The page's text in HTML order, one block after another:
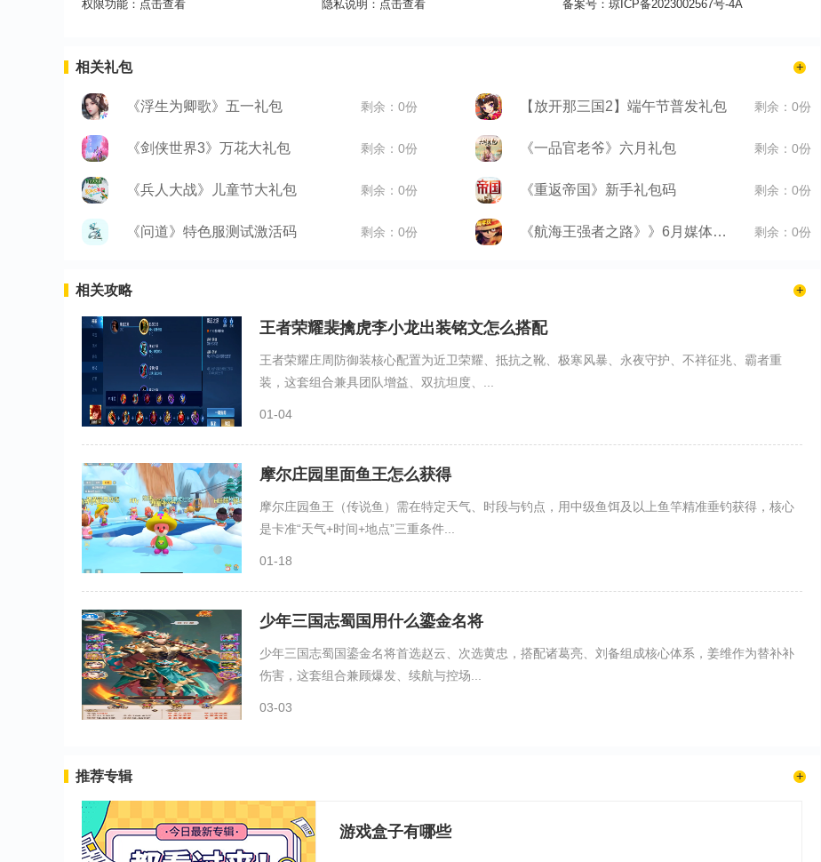
权限功能： 点击查看 隐私说明： 点击查看 备案号： 琼ICP备2023002567号-4A
相关礼包
《浮生为卿歌》五一礼包 剩余：0份 【放开那三国2】端午节普发礼包 剩余：0份
《剑侠世界3》万花大礼包 剩余：0份 《一品官老爷》六月礼包 剩余：0份
《兵人大战》儿童节大礼包 剩余：0份 《重返帝国》新手礼包码 剩余：0份
《问道》特色服测试激活码 剩余：0份 《航海王强者之路》》6月媒体礼包 剩余：0份
相关攻略
王者荣耀裴擒虎李小龙出装铭文怎么搭配
王者荣耀庄周防御装核心配置为近卫荣耀、抵抗之靴、极寒风暴、永夜守护、不祥征兆、霸者重
装，这套组合兼具团队增益、双抗坦度、...
01-04
摩尔庄园里面鱼王怎么获得
摩尔庄园鱼王（传说鱼）需在特定天气、时段与钓点，用中级鱼饵及以上鱼竿精准垂钓获得，核心
是卡准“天气+时间+地点”三重条件...
01-18
少年三国志蜀国用什么鎏金名将
少年三国志蜀国鎏金名将首选赵云、次选黄忠，搭配诸葛亮、刘备组成核心体系，姜维作为替补补
伤害，这套组合兼顾爆发、续航与控场...
03-03
推荐专辑
游戏盒子有哪些